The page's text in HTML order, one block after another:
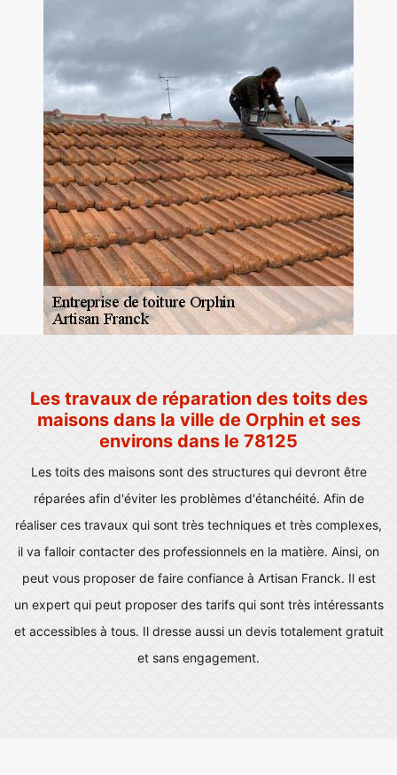
Les travaux de réparation des toits des
maisons dans la ville de Orphin et ses
environs dans le 78125
Les toits des maisons sont des structures qui devront être
réparées afin d'éviter les problèmes d'étanchéité. Afin de
réaliser ces travaux qui sont très techniques et très complexes,
il va falloir contacter des professionnels en la matière. Ainsi, on
peut vous proposer de faire confiance à Artisan Franck. Il est
un expert qui peut proposer des tarifs qui sont très intéressants
et accessibles à tous. Il dresse aussi un devis totalement gratuit
et sans engagement.